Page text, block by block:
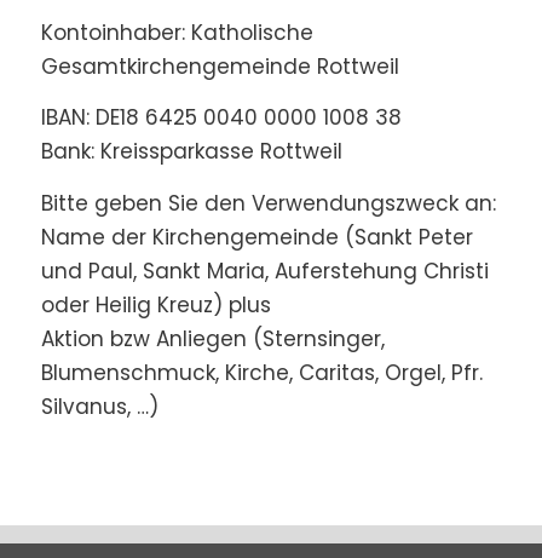
Kontoinhaber: Katholische
Gesamtkirchengemeinde Rottweil
IBAN: DE18 6425 0040 0000 1008 38
Bank: Kreissparkasse Rottweil
Bitte geben Sie den Verwendungszweck an:
Name der Kirchengemeinde (Sankt Peter
und Paul, Sankt Maria, Auferstehung Christi
oder Heilig Kreuz) plus
Aktion bzw Anliegen (Sternsinger,
Blumenschmuck, Kirche, Caritas, Orgel, Pfr.
Silvanus, …)